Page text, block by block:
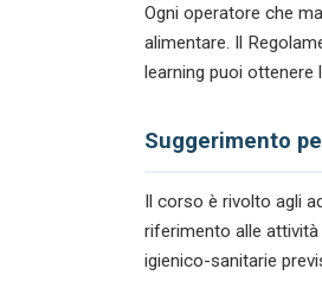
Ogni operatore che
alimentare. Il
learning puoi
Suggerimento
Il corso è rivolto agli
riferimento alle
igienico-sanitarie